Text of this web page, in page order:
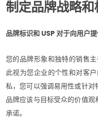
制定品牌战略和
品牌标识和 USP 对于向用户
您的品牌形象和独特的销售
此视为您企业的个性和对客
私，您可以强调易用性或针
品牌应该与目标受众的价值
承诺。